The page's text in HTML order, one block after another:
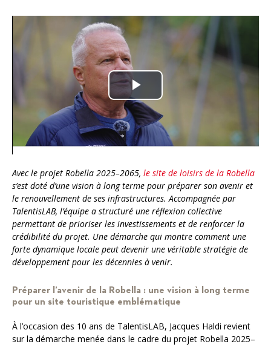
Play
Video
Avec le projet Robella 2025–2065, le site de loisirs de la Robella
s’est doté d’une vision à long terme pour préparer son avenir et
le renouvellement de ses infrastructures. Accompagnée par
TalentisLAB, l’équipe a structuré une réflexion collective
permettant de prioriser les investissements et de renforcer la
crédibilité du projet. Une démarche qui montre comment une
forte dynamique locale peut devenir une véritable stratégie de
développement pour les décennies à venir.
Préparer l’avenir de la Robella : une vision à long terme
pour un site touristique emblématique
À l’occasion des 10 ans de TalentisLAB, Jacques Haldi revient
sur la démarche menée dans le cadre du projet Robella 2025–